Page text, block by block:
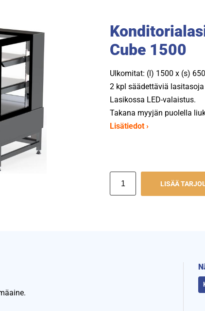
Cube 1500
Ulkomitat: (l) 1500 x (s)
2 kpl säädettäviä
Lasikossa LED-valaistus.
Takana myyjän puolella
Lisätiedot ›
LISÄÄ